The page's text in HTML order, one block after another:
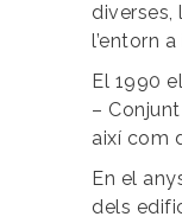
diverses,
l’entorn
El 1990
–
així com
En el
dels